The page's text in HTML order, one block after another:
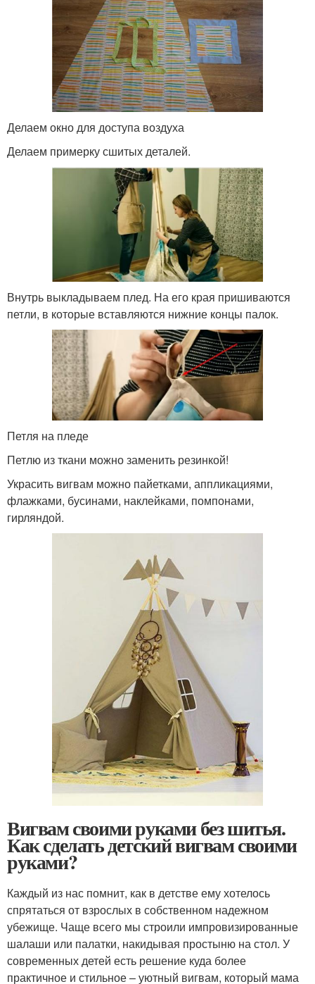
Делаем окно для доступа воздуха
Делаем примерку сшитых деталей.
Внутрь выкладываем плед. На его края пришиваются
петли, в которые вставляются нижние концы палок.
Петля на пледе
Петлю из ткани можно заменить резинкой!
Украсить вигвам можно пайетками, аппликациями,
флажками, бусинами, наклейками, помпонами,
гирляндой.
Вигвам своими руками без шитья.
Как сделать детский вигвам своими
руками?
Каждый из нас помнит, как в детстве ему хотелось
спрятаться от взрослых в собственном надежном
убежище. Чаще всего мы строили импровизированные
шалаши или палатки, накидывая простыню на стол. У
современных детей есть решение куда более
практичное и стильное – уютный вигвам, который мама